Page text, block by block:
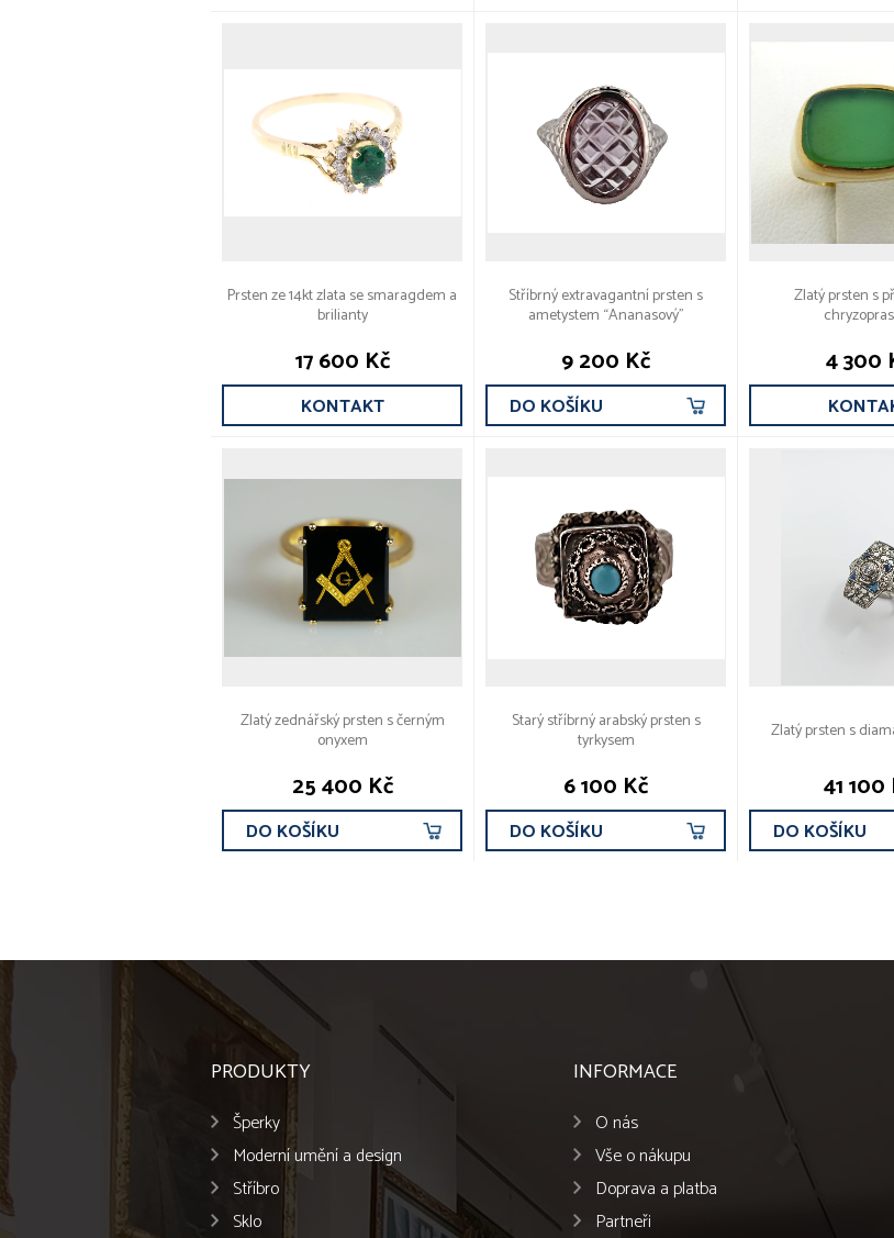
Prsten ze 14kt zlata se smaragdem a
brilianty
17 600 Kč
KONTAKT
Stříbrný extravagantní prsten s
ametystem “Ananasový”
9 200 Kč
DO KOŠÍKU
Zlatý prsten s
4 300
Zlatý zednářský prsten s černým
onyxem
25 400 Kč
DO KOŠÍKU
Starý stříbrný arabský prsten s
tyrkysem
6 100 Kč
DO KOŠÍKU
Zlatý prsten s
41 100
DO KOŠÍKU
PRODUKTY
Šperky
Moderní umění a design
Stříbro
Sklo
INFORMACE
O nás
Vše o nákupu
Doprava a platba
Partneři